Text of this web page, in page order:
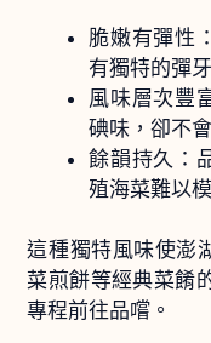
脆嫩有彈性
有獨特的彈
風味層次豐
碘味，卻不
餘韻持久：
殖海菜難以
這種獨特風味使澎
菜煎餅等經典菜餚
專程前往品嚐。